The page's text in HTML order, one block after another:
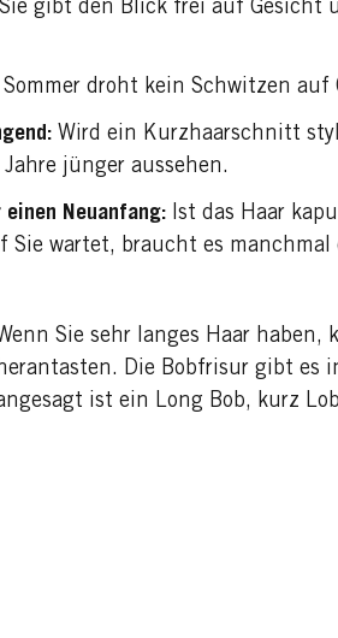
gibt den Blick frei auf Gesicht
droht kein Schwitzen auf
Wird ein Kurzhaarschnitt
jünger aussehen.
Neuanfang:Ist das Haar
wartet, braucht es
Sie sehr langes Haar
Die Bobfrisur gibt es
ist ein Long Bob, kurz